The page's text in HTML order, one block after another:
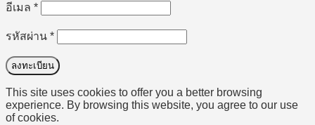
อีเมล *ต้องการ
รหัสผ่าน *ต้องการ
ลงทะเบียน
This site uses cookies to offer you a better browsing
experience. By browsing this website, you agree to our use
of cookies.